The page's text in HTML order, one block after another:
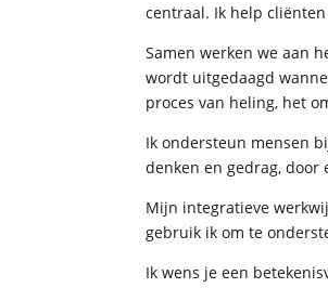
centraal. Ik help
Samen werken we aan
wordt uitgedaagd
proces van heling, het
Ik ondersteun mensen
denken en gedrag,
Mijn integratieve
gebruik ik om te
Ik wens je een